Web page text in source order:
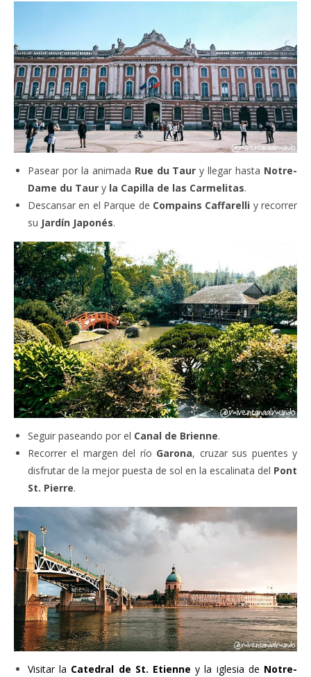
Pasear por la animada Rue du Taur y llegar hasta Notre-
Dame du Taur y la Capilla de las Carmelitas.
Descansar en el Parque de Compains Caffarelli y recorrer
su Jardín Japonés.
Seguir paseando por el Canal de Brienne.
Recorrer el margen del río Garona, cruzar sus puentes y
disfrutar de la mejor puesta de sol en la escalinata del Pont
St. Pierre.
Visitar la Catedral de St. Etienne y la iglesia de Notre-